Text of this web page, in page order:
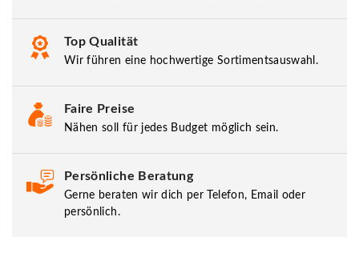
Top Qualität
Wir führen eine hochwertige Sortimentsauswahl.
Faire Preise
Nähen soll für jedes Budget möglich sein.
Persönliche Beratung
Gerne beraten wir dich per Telefon, Email oder
persönlich.